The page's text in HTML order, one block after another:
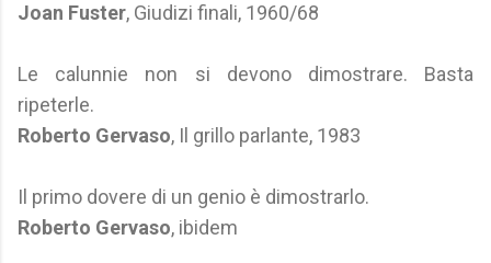
Joan Fuster, Giudizi finali, 1960/68
Le calunnie non si devono dimostrare. Basta
ripeterle.
Roberto Gervaso, Il grillo parlante, 1983
Il primo dovere di un genio è dimostrarlo.
Roberto Gervaso, ibidem